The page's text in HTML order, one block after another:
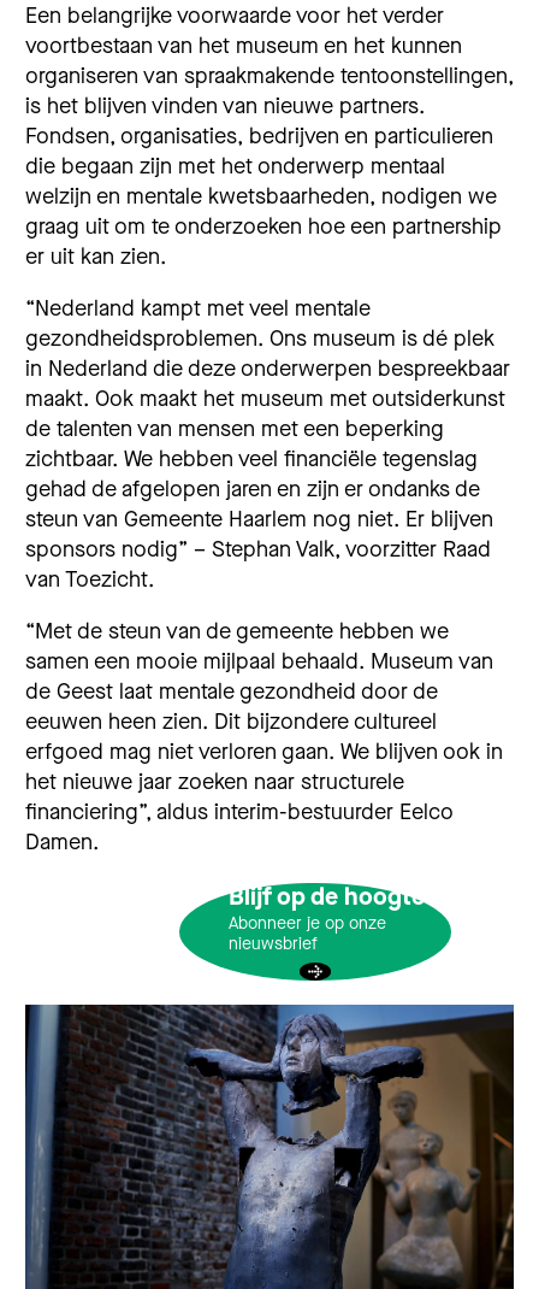
Een belangrijke voorwaarde voor het verder
voortbestaan van het museum en het kunnen
organiseren van spraakmakende tentoonstellingen,
is het blijven vinden van nieuwe partners.
Fondsen, organisaties, bedrijven en particulieren
die begaan zijn met het onderwerp mentaal
welzijn en mentale kwetsbaarheden, nodigen we
graag uit om te onderzoeken hoe een partnership
er uit kan zien.
“Nederland kampt met veel mentale
gezondheidsproblemen. Ons museum is dé plek
in Nederland die deze onderwerpen bespreekbaar
maakt. Ook maakt het museum met outsiderkunst
de talenten van mensen met een beperking
zichtbaar. We hebben veel financiële tegenslag
gehad de afgelopen jaren en zijn er ondanks de
steun van Gemeente Haarlem nog niet. Er blijven
sponsors nodig” – Stephan Valk, voorzitter Raad
van Toezicht.
“Met de steun van de gemeente hebben we
samen een mooie mijlpaal behaald. Museum van
de Geest laat mentale gezondheid door de
eeuwen heen zien. Dit bijzondere cultureel
erfgoed mag niet verloren gaan. We blijven ook in
het nieuwe jaar zoeken naar structurele
financiering”, aldus interim-bestuurder Eelco
Damen.
Blijf op de hoogte
Abonneer je op onze
nieuwsbrief